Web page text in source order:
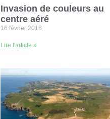
Invasion de couleurs au
centre aéré
16 février 2018
Lire l'article »